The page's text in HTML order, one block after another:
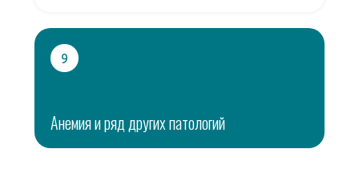
9
Анемия и ряд других патологий